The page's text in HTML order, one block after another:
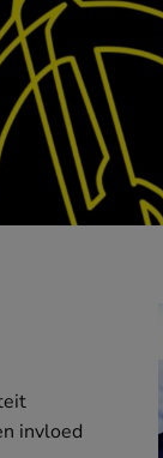
invloed